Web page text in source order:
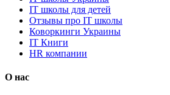
IT школы для детей
Отзывы про IT школы
Коворкинги Украины
IT Книги
HR компании
О нас